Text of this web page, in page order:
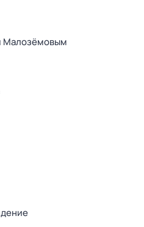
Малозёмовым